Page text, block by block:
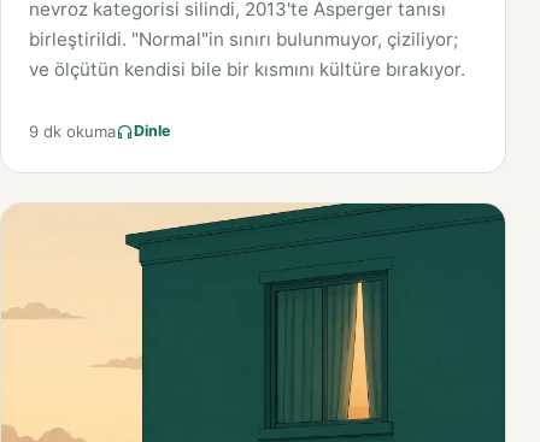
nevroz kategorisi silindi, 2013'te Asperger tanısı
birleştirildi. "Normal"in sınırı bulunmuyor, çiziliyor;
ve ölçütün kendisi bile bir kısmını kültüre bırakıyor.
9 dk okuma Dinle